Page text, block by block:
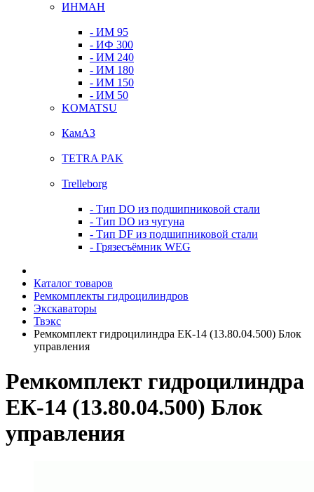
ИНМАН
- ИМ 95
- ИФ 300
- ИМ 240
- ИМ 180
- ИМ 150
- ИМ 50
KOMATSU
КамАЗ
TETRA PAK
Trelleborg
- Тип DO из подшипниковой стали
- Тип DO из чугуна
- Тип DF из подшипниковой стали
- Грязесъёмник WEG
Каталог товаров
Ремкомплекты гидроцилиндров
Экскаваторы
Твэкс
Ремкомплект гидроцилиндра ЕК-14 (13.80.04.500) Блок
управления
Ремкомплект гидроцилиндра
ЕК-14 (13.80.04.500) Блок
управления